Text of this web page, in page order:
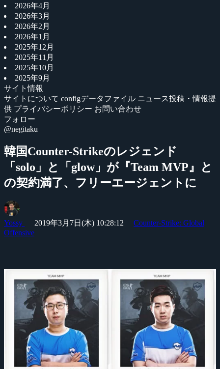
2026年4月
2026年3月
2026年2月
2026年1月
2025年12月
2025年11月
2025年10月
2025年9月
サイト情報
サイトについて configデータファイル ニュース投稿・情報提
供 プライバシーポリシー お問い合わせ
フォロー
@negitaku
韓国Counter-Strikeのレジェンド
「solo」と「glow」が『Team MVP』と
の契約満了、フリーエージェントに
Yossy 2019年3月7日(木) 10:28:12
Counter-Strike: Global
Offensive